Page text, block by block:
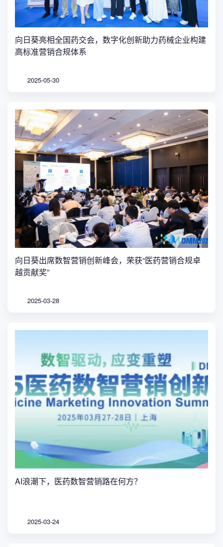
向日葵亮相全国药交会，数字化创新助力药械企业构建
高标准营销合规体系
2025-05-30
向日葵出席数智营销创新峰会，荣获“医药营销合规卓
越贡献奖”
2025-03-28
AI浪潮下，医药数智营销路在何方？
2025-03-24